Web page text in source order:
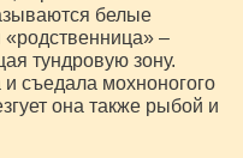
белые
«родственница» –
тундровую зону.
съедала мохноногого
она также рыбой и